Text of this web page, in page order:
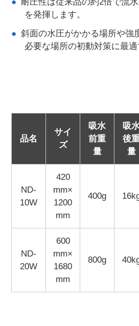
を発揮します。
斜面の水圧がかかる場所や強
必要な場所の初動対策に最適
品名
サイ
ズ
吸水
前重
量
吸
後
量
ND-
10W
420
mm×
1200
mm
400g
ND-
20W
600
mm×
1680
mm
800g